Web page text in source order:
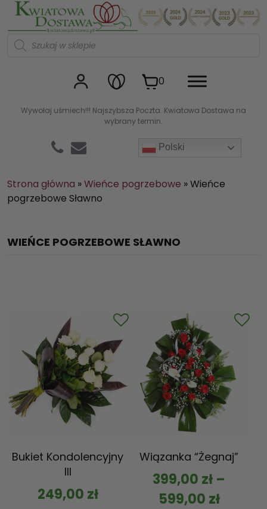
Wywołaj uśmiech!!! Najszybsza Poczta. Kwiatowa Dostawa na
wybrany termin.
Polski
Kwiaciarnia internetowa
W
d
u
k
0
Strona główna »Wieńce pogrzebowe »Wieńce
pogrzebowe Sławno
WIEŃCE POGRZEBOWE SŁAWNO
Bukiet Kondolencyjny
III
249,00 zł
Wiązanka “Żegnaj”
399,00 zł –
599,00 zł